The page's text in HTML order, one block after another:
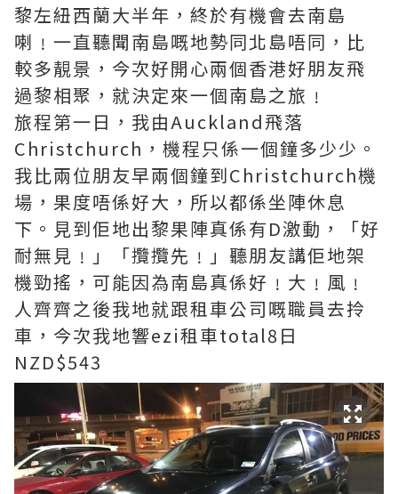
黎左紐西蘭大半年，終於有機會去南島
喇﹗一直聽聞南島嘅地勢同北島唔同，比
較多靚景，今次好開心兩個香港好朋友飛
過黎相聚，就決定來一個南島之旅﹗
旅程第一日，我由Auckland飛落
Christchurch，機程只係一個鐘多少少。
我比兩位朋友早兩個鐘到Christchurch機
場，果度唔係好大，所以都係坐陣休息
下。見到佢地出黎果陣真係有D激動，「好
耐無見﹗」「攬攬先﹗」聽朋友講佢地架
機勁搖，可能因為南島真係好﹗大﹗風﹗
人齊齊之後我地就跟租車公司嘅職員去拎
車，今次我地響ezi租車total8日
NZD$543